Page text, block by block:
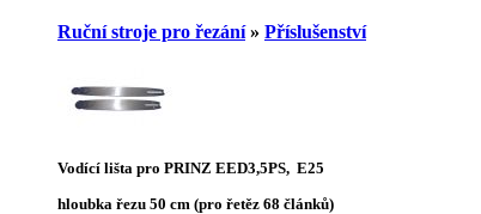
Ruční stroje pro řezání» Příslušenství
Vodící lišta pro PRINZ EED3,5PS, E25
hloubka řezu 50 cm (pro řetěz 68 článků)